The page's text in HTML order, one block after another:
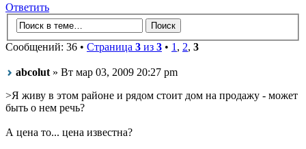
Ответить
Сообщений: 36 • Страница 3 из 3 • 1 , 2, 3
abcolut » Вт мар 03, 2009 20:27 pm
>Я живу в этом районе и рядом стоит дом на продажу - может
быть о нем речь?
А цена то... цена известна?